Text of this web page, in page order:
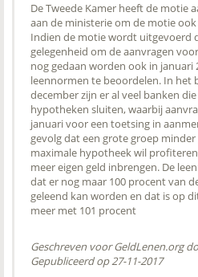
De Tweede Kamer heeft de motie
aan de ministerie om de motie
Indien de motie wordt uitgevoerd
gelegenheid om de aanvragen
nog gedaan worden ook in januari
leennormen te beoordelen. In het
december zijn er al veel banken
hypotheken sluiten, waarbij
januari voor een toetsing in
gevolg dat een grote groep
maximale hypotheek wil
meer eigen geld inbrengen. De
dat er nog maar 100 procent van
geleend kan worden en dat is op
meer met 101 procent
Geschreven voor GeldLenen.org
Gepubliceerd op 27-11-2017